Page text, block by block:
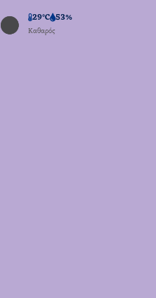
29°C 53%
Καθαρός